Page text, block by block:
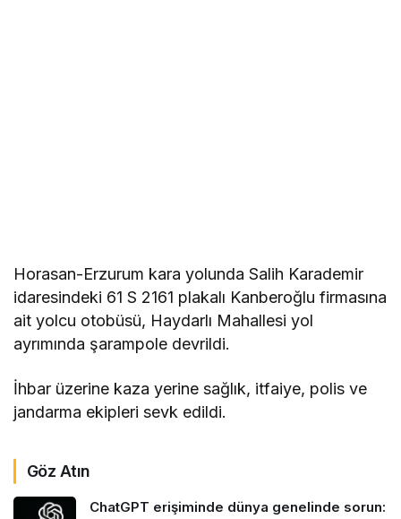
Horasan-Erzurum kara yolunda Salih Karademir
idaresindeki 61 S 2161 plakalı Kanberoğlu firmasına
ait yolcu otobüsü, Haydarlı Mahallesi yol
ayrımında şarampole devrildi.
İhbar üzerine kaza yerine sağlık, itfaiye, polis ve
jandarma ekipleri sevk edildi.
Göz Atın
ChatGPT erişiminde dünya genelinde sorun: